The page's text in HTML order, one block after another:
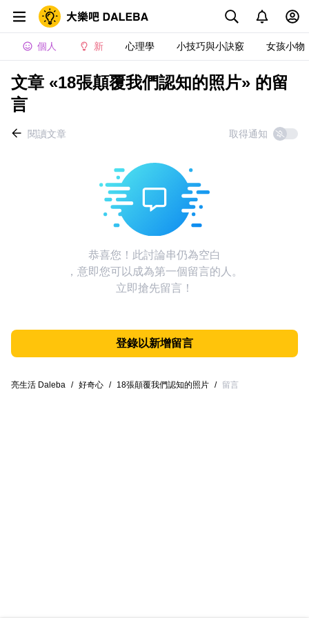
個人 新 心理學 小技巧與小訣竅 女孩小物
文章 «18張顛覆我們認知的照片» 的留
言
閱讀文章 取得通知
恭喜您！此討論串仍為空白
，意即您可以成為第一個留言的人。
立即搶先留言！
登錄以新增留言
亮生活 Daleba / 好奇心 / 18張顛覆我們認知的照片 / 留言